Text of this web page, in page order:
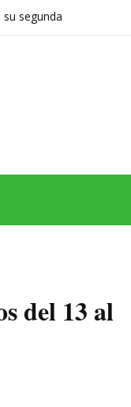
su segunda
del 13 al